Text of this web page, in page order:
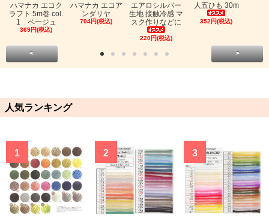
ハマナカ エコク
ラフト 5m巻 col.
1 ベージュ
369円(税込)
ハマナカ エコア
ンダリヤ
704円(税込)
エアロシルバー
生地 接触冷感 マ
スク作りなどに
220円(税込)
人五ひも 30m
352円(税込)
< >
人気ランキング
1 2 3